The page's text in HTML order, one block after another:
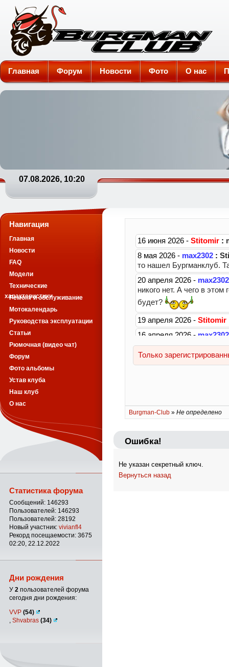
Burgman-Club
Главная Форум Новости Фото О нас
07.08.2026, 10:20
Burgman-Club » Не определено
Ошибка!
Не указан секретный ключ.
Вернуться назад
Навигация
Главная
Новости
FAQ
Модели
Технические
характеристики
Ремонт и обслуживание
Мотокалендарь
Руководства эксплуатации
Статьи
Рюмочная (видео чат)
Форум
Фото альбомы
Устав клуба
Наш клуб
О нас
Статистика форума
Сообщений: 146293
Пользователей: 146293
Пользователей: 28192
Новый участник: vivianfl4
Рекорд посещаемости: 3675
02:20, 22.12.2022
Дни рождения
У 2 пользователей форума
сегодня дни рождения:
VVP (54)
Shvabras (34)